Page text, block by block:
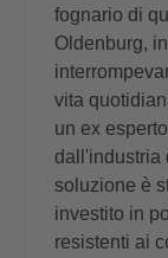
fognario di
Oldenburg,
vita
un ex
dall'industria
soluzione è
investito in
resistenti ai